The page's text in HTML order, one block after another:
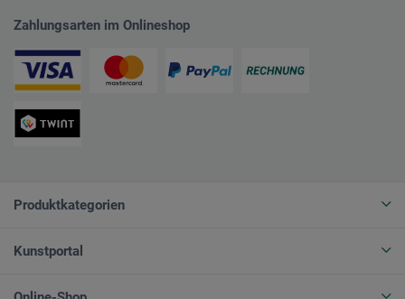
Zahlungsarten im Onlineshop
Produktkategorien
Kunstportal